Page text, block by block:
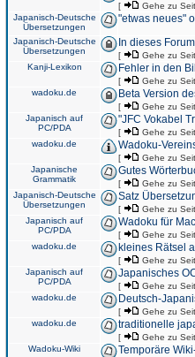
[ Gehe zu
Japanisch-Deutsche
Übersetzungen
"etwas neues"
Japanisch-Deutsche
Übersetzungen
In dieses
[ Gehe zu
Kanji-Lexikon Fehler in den
[ Gehe zu
wadoku.de Beta Version
[ Gehe zu
Japanisch auf
PC/PDA
"JFC Vokabel
[ Gehe zu
wadoku.de Wadoku-
[ Gehe zu
Japanische
Grammatik
Gutes
[ Gehe zu
Japanisch-Deutsche
Übersetzungen
Satz
[ Gehe zu
Japanisch auf
PC/PDA
Wadoku für
[ Gehe zu
wadoku.de kleines Rätsel
[ Gehe zu
Japanisch auf
PC/PDA
Japanisches
[ Gehe zu
wadoku.de Deutsch-
[ Gehe zu
wadoku.de traditionelle
[ Gehe zu
Wadoku-Wiki Temporäre